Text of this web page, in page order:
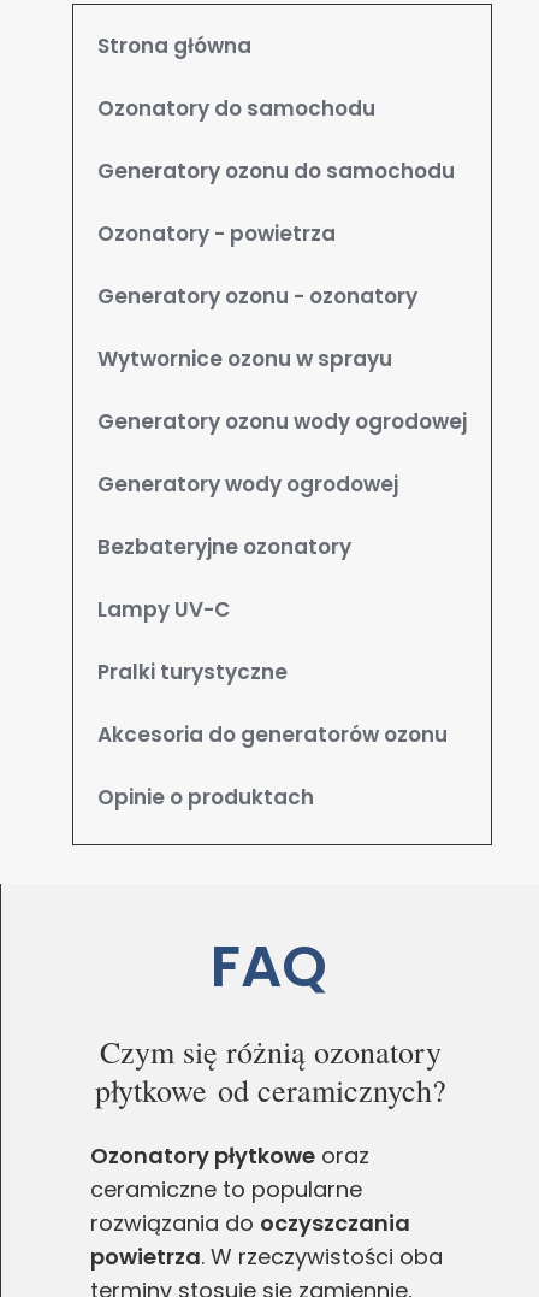
Strona główna
Ozonatory do samochodu
Generatory ozonu do samochodu
Ozonatory - powietrza
Generatory ozonu - ozonatory
Wytwornice ozonu w sprayu
Generatory ozonu wody ogrodowej
Generatory wody ogrodowej
Bezbateryjne ozonatory
Lampy UV-C
Pralki turystyczne
Akcesoria do generatorów ozonu
Opinie o produktach
FAQ
Czym się różnią ozonatory
płytkowe od ceramicznych?
Ozonatory płytkowe oraz
ceramiczne to popularne
rozwiązania do oczyszczania
powietrza. W rzeczywistości oba
terminy stosuje się zamiennie,
Zgoda na pliki cookie
Cookies to małe pliki danych, które są
przechowywane na Twoim urządzeniu podczas